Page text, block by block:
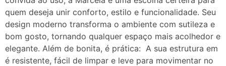
quem deseja unir conforto, estilo e funcionalidade. Seu
design moderno transforma o ambiente com sutileza e
bom gosto, tornando qualquer espaço mais acolhedor e
elegante. Além de bonita, é prática: A sua estrutura em
é resistente, fácil de limpar e leve para movimentar no